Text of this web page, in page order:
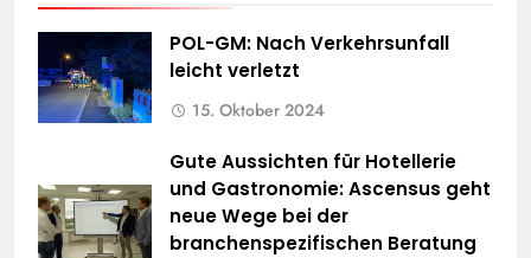
POL-GM: Nach Verkehrsunfall
leicht verletzt
15. Oktober 2024
Gute Aussichten für Hotellerie
und Gastronomie: Ascensus geht
neue Wege bei der
branchenspezifischen Beratung